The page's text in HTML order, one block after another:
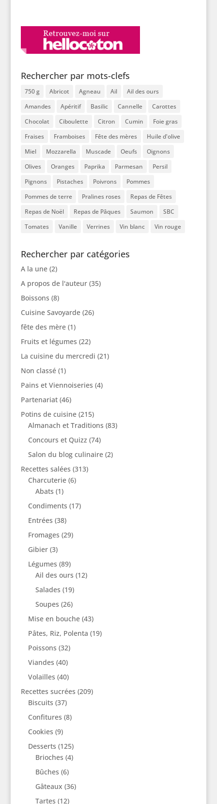
Rechercher par mots-clefs
750 g Abricot Agneau Ail
Ail des ours
Amandes
Apéritif Basilic Cannelle
Carottes
Chocolat
Ciboulette Citron Cumin
Foie gras
Fraises
Framboises Fête des mères
Huile d'olive
Miel
Mozzarella Muscade Oeufs
Oignons
Olives
Oranges Paprika Parmesan
Persil
Pignons
Pistaches Poivrons
Pommes
Pommes de terre
Pralines roses
Repas de Fêtes
Repas de Noël
Repas de Pâques Saumon
SBC
Tomates
Vanille Verrines Vin blanc Vin rouge
Rechercher par catégories
A la une(2)
A propos de l'auteur(35)
Boissons (8)
Cuisine Savoyarde(26)
fête des mère(1)
Fruits et légumes (22)
La cuisine du mercredi (21)
Non classé(1)
Pains et Viennoiseries (4)
Partenariat(46)
Potins de cuisine(215)
Almanach et Traditions (83)
Concours et Quizz (74)
Salon du blog culinaire(2)
Recettes salées (313)
Charcuterie(6)
Abats (1)
Condiments (17)
Entrées (38)
Fromages (29)
Gibier(3)
Légumes (89)
Ail des ours (12)
Salades (19)
Soupes (26)
Mise en bouche(43)
Pâtes, Riz, Polenta (19)
Poissons (32)
Viandes (40)
Volailles (40)
Recettes sucrées (209)
Biscuits (37)
Confitures (8)
Cookies (9)
Desserts (125)
Brioches (4)
Bûches (6)
Gâteaux (36)
Tartes (12)